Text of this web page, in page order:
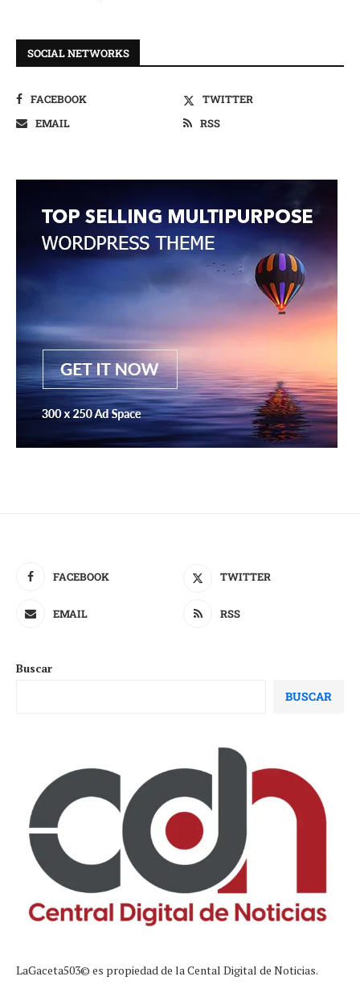
SOCIAL NETWORKS
FACEBOOK
TWITTER
EMAIL
RSS
FACEBOOK TWITTER
EMAIL RSS
Buscar
BUSCAR
LaGaceta503© es propiedad de la Cental Digital de Noticias.